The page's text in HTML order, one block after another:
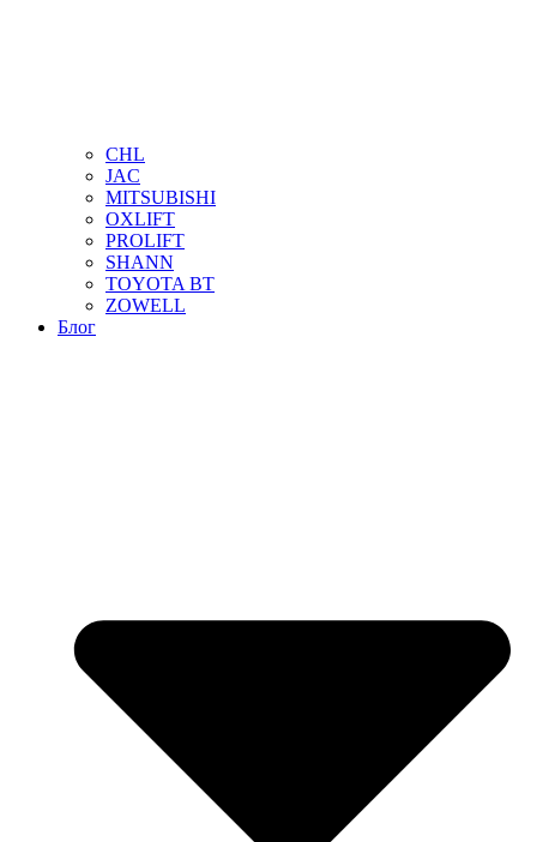
CHL
JAC
MITSUBISHI
OXLIFT
PROLIFT
SHANN
TOYOTA BT
ZOWELL
Блог